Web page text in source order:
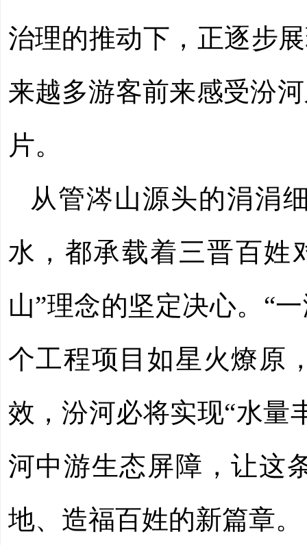
治理的推动下，正逐步
来越多游客前来感受汾
片。
从管涔山源头的涓涓
水，都承载着三晋百姓
山”理念的坚定决心。“
个工程项目如星火燎原
效，汾河必将实现“水量
河中游生态屏障，让这
地、造福百姓的新篇章。